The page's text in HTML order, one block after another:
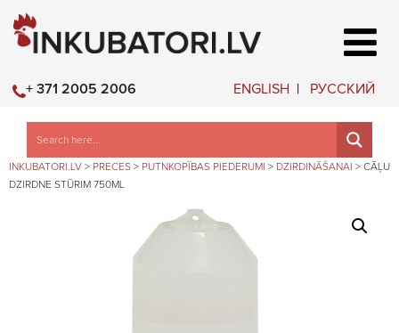
ENGLISH РУССКИЙ
+ 371 2005 2006
INKUBATORI.LV > PRECES > PUTNKOPĪBAS PIEDERUMI > DZIRDINĀŠANAI > CĀĻU
DZIRDNE STŪRIM 750ML